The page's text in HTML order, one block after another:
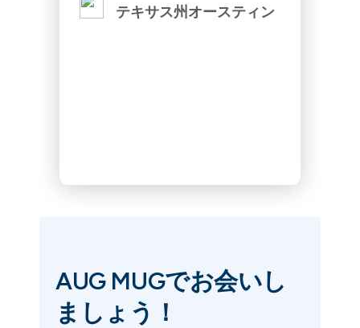
テキサス州オースティン
AUG MUGでお会いし
ましょう！